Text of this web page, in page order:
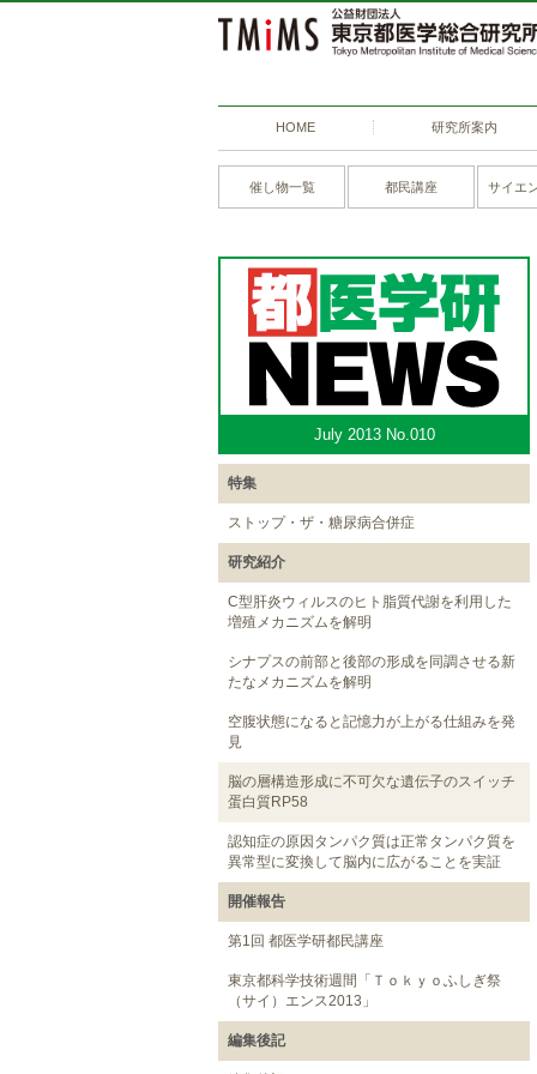
HOME 研究所案内
催し物一覧 都民講座 サイエ
July 2013 No.010
特集
ストップ・ザ・糖尿病合併症
研究紹介
C型肝炎ウィルスのヒト脂質代謝を利用した
増殖メカニズムを解明
シナプスの前部と後部の形成を同調させる新
たなメカニズムを解明
空腹状態になると記憶力が上がる仕組みを発
見
脳の層構造形成に不可欠な遺伝子のスイッチ
蛋白質RP58
認知症の原因タンパク質は正常タンパク質を
異常型に変換して脳内に広がることを実証
開催報告
第1回 都医学研都民講座
東京都科学技術週間「Ｔｏｋｙｏふしぎ祭
（サイ）エンス2013」
編集後記